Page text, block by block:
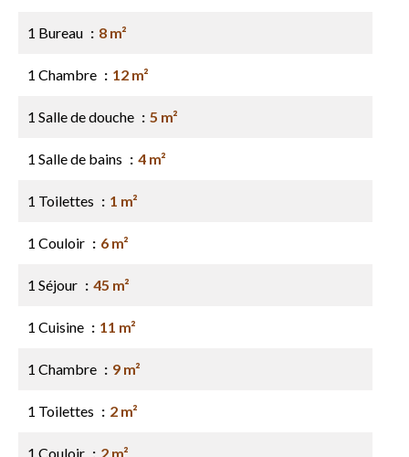
1 Bureau 8 m²
1 Chambre 12 m²
1 Salle de douche 5 m²
1 Salle de bains 4 m²
1 Toilettes 1 m²
1 Couloir 6 m²
1 Séjour 45 m²
1 Cuisine 11 m²
1 Chambre 9 m²
1 Toilettes 2 m²
1 Couloir 2 m²